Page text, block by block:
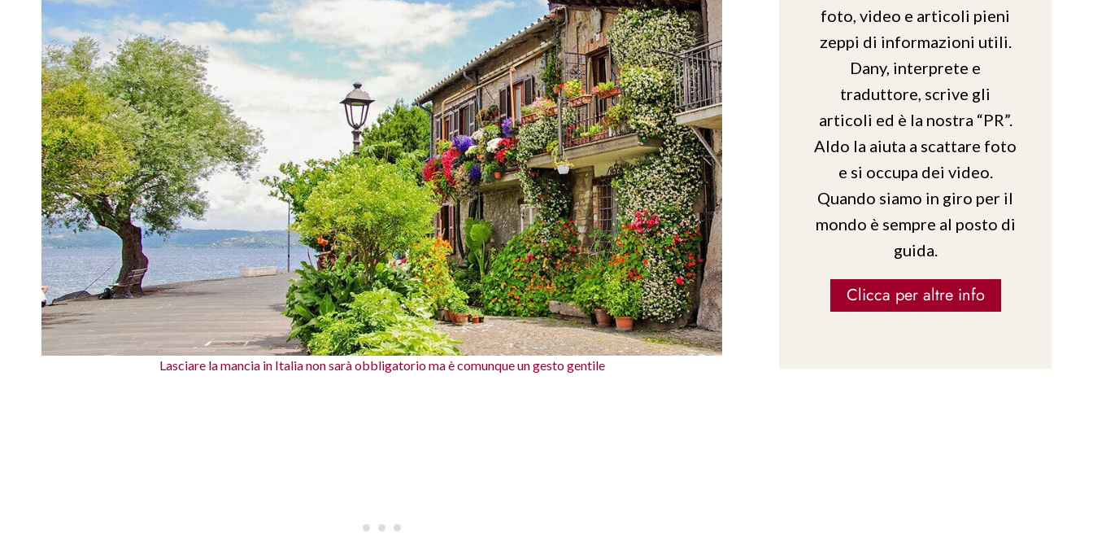
Lasciare la mancia in Italia non sarà obbligatorio ma è comunque un gesto gentile
foto, video e articoli pieni
zeppi di informazioni utili.
Dany, interprete e
traduttore, scrive gli
articoli ed è la nostra “PR”.
Aldo la aiuta a scattare foto
e si occupa dei video.
Quando siamo in giro per il
mondo è sempre al posto di
guida.
Clicca per altre info